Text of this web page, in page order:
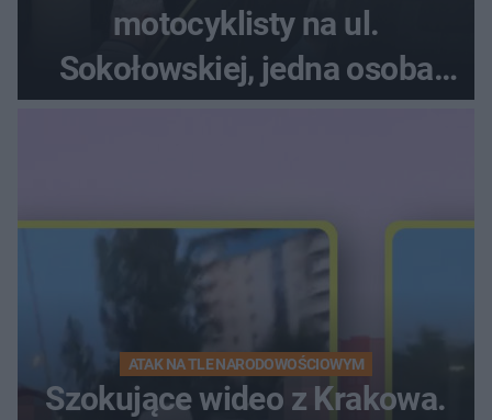
motocyklisty na ul.
Sokołowskiej, jedna osoba
ATAK NA TLE NARODOWOŚCIOWYM
Szokujące wideo z Krakowa.